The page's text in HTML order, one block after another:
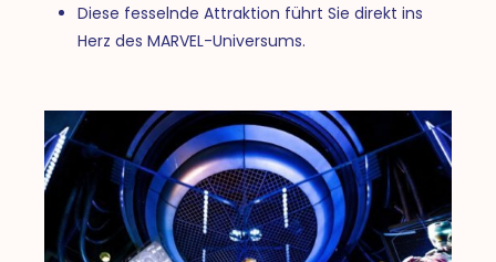
Diese fesselnde Attraktion führt Sie direkt ins
Herz des MARVEL-Universums.